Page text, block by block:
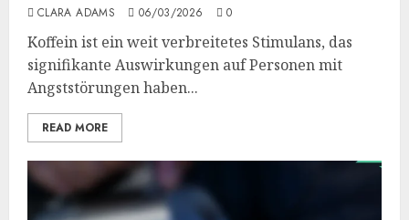
CLARA ADAMS 06/03/2026 0
Koffein ist ein weit verbreitetes Stimulans, das
signifikante Auswirkungen auf Personen mit
Angststörungen haben...
READ MORE